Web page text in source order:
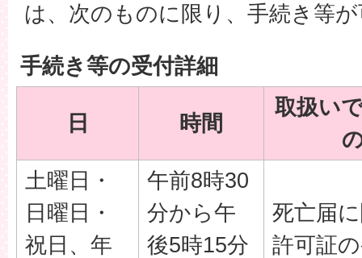
は、次のものに限り、手続き等
手続き等の受付詳細
日 時間
取扱い
土曜日・
日曜日・
祝日、年
午前8時30
分から午
後5時15分
死亡届
許可証